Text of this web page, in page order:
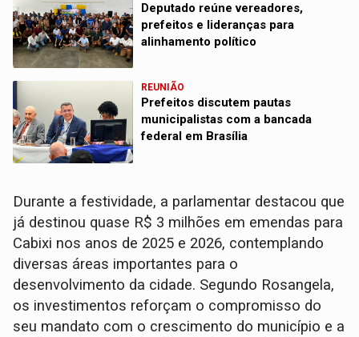
Deputado reúne vereadores,
prefeitos e lideranças para
alinhamento político
REUNIÃO
Prefeitos discutem pautas
municipalistas com a bancada
federal em Brasília
Durante a festividade, a parlamentar destacou que
já destinou quase R$ 3 milhões em emendas para
Cabixi nos anos de 2025 e 2026, contemplando
diversas áreas importantes para o
desenvolvimento da cidade. Segundo Rosangela,
os investimentos reforçam o compromisso do
seu mandato com o crescimento do município e a